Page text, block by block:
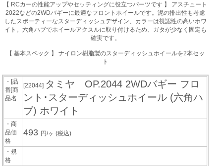
【 RCカーの性能アップやセッティングに役立つパーツです 】 アスチュート
2022などの2WDバギーに最適なフロントホイールです。泥の排出性も考慮
したスポーティーなスターディッシュデザイン、カラーは視認性の高いホワ
イト。六角ハブでホイールアクスルに取り付けるため、ガタが少なく固定も
確実です。
【 基本スペック 】 ナイロン樹脂製のスターディッシュホイールを2本セッ
ト
・[品
番]商
品名
[22044] タミヤ OP.2044 2WDバギー フロ
ント･スターディッシュホイール (六角ハ
ブ) ホワイト
・商
品価
格
493 円/ヶ(税込)
・規
格